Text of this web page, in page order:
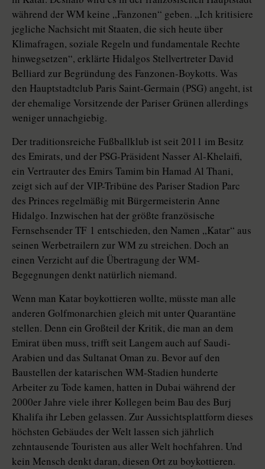
während der WM keine „Fanzonen“ geben. „Ich kritisiere
jegliche Nachsicht mit Staaten, die sich heute über
Klimafragen, soziale Regeln und fundamentale Rechte
hinwegsetzen“, erklärte Hidalgos Stellvertreter David
Belliard zur Begründung des Fanzonen-Boykotts. Was
den Hauptstadtclub Paris Saint-Germain (PSG) angeht, ist
der ehemalige Vorsitzende der Pariser Grünen allerdings
weniger unnachgiebig.
Der traditionsreiche Fußballklub ist seit 2011 im Besitz
des Emirats, und der PSG-Präsident Nasser Al-Khelaifi,
ein Vertrauter des Emirs Tamim bin Hamad Al Thani,
zeigt sich auf der VIP-Tribüne des Pariser Stadion Parc
des Princes regelmäßig mit Bürgermeisterin Anne
Hidalgo. Inzwischen hat der größte französische
Fernsehsender TF 1 entschieden, den Namen „Katar“ aus
seinen Werbetrailern zur WM zu streichen. Doch an
einen Verzicht auf die Übertragung der WM-
Begegnungen denkt natürlich niemand.
Wenn man Katar boykottieren wollte, müsste man alle
anderen Golfmonarchien gleich mit unter Quarantäne
stellen. Denn ein Großteil der Kritik, die man an dem
Emirat üben muss, trifft seit Langem auch auf Saudi-
Arabien und das Sultanat Oman zu. Bevor auf den
Baustellen der katarischen WM-Stadien hunderte
Arbeiter zu Tode kamen, hatten in Dubai während der
2000er Jahre viele ihrer Kollegen beim Bau des Burj
Khalifa ihr Leben gelassen. Zur Aussichtsplattform dieses
höchsten Gebäudes der Welt lassen sich jährlich
zehntausende Touristen aus aller Welt hochfahren. Und
kein Mensch denkt daran, diesen Ort zu boykottieren.